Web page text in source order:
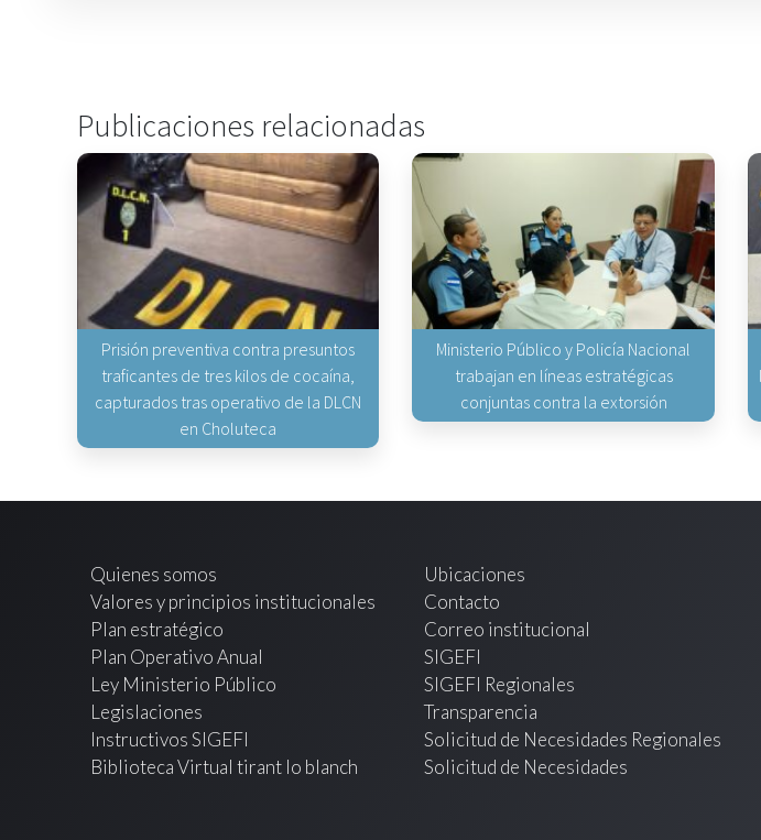
Publicaciones relacionadas
Prisión preventiva contra presuntos
traficantes de tres kilos de cocaína,
capturados tras operativo de la DLCN
en Choluteca
Ministerio Público y Policía Nacional
trabajan en líneas estratégicas
conjuntas contra la extorsión
Quienes somos
Valores y principios institucionales
Plan estratégico
Plan Operativo Anual
Ley Ministerio Público
Legislaciones
Instructivos SIGEFI
Biblioteca Virtual tirant lo blanch
Ubicaciones
Contacto
Correo institucional
SIGEFI
SIGEFI Regionales
Transparencia
Solicitud de Necesidades Regionales
Solicitud de Necesidades